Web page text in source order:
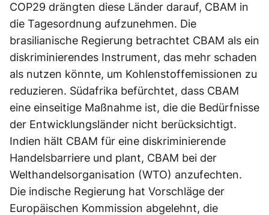
COP29 drängten diese Länder darauf, CBAM in
die Tagesordnung aufzunehmen. Die
brasilianische Regierung betrachtet CBAM als ein
diskriminierendes Instrument, das mehr schaden
als nutzen könnte, um Kohlenstoffemissionen zu
reduzieren. Südafrika befürchtet, dass CBAM
eine einseitige Maßnahme ist, die die Bedürfnisse
der Entwicklungsländer nicht berücksichtigt.
Indien hält CBAM für eine diskriminierende
Handelsbarriere und plant, CBAM bei der
Welthandelsorganisation (WTO) anzufechten.
Die indische Regierung hat Vorschläge der
Europäischen Kommission abgelehnt, die